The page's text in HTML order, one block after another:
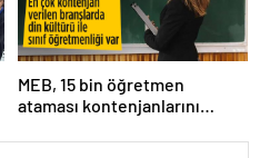
MEB, 15 bin öğretmen
ataması kontenjanlarını